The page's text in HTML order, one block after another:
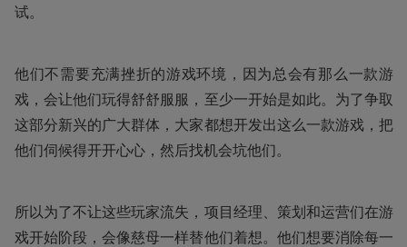
试。
他们不需要充满挫折的游戏环境，因为总会有那么一款游
戏，会让他们玩得舒舒服服，至少一开始是如此。为了争取
这部分新兴的广大群体，大家都想开发出这么一款游戏，把
他们伺候得开开心心，然后找机会坑他们。
所以为了不让这些玩家流失，项目经理、策划和运营们在游
戏开始阶段，会像慈母一样替他们着想。他们想要消除每一